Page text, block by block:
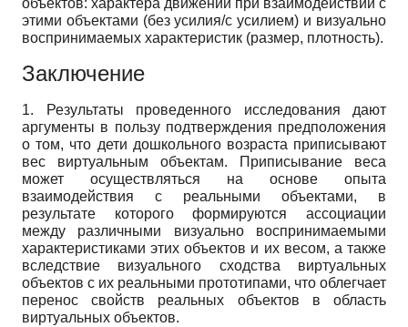
объектов: характера движений при взаимодействии с
этими объектами (без усилия/с усилием) и визуально
воспринимаемых характеристик (размер, плотность).
Заключение
1. Результаты проведенного исследования дают
аргументы в пользу подтверждения предположения
о том, что дети дошкольного возраста приписывают
вес виртуальным объектам. Приписывание веса
может осуществляться на основе опыта
взаимодействия с реальными объектами, в
результате которого формируются ассоциации
между различными визуально воспринимаемыми
характеристиками этих объектов и их весом, а также
вследствие визуального сходства виртуальных
объектов с их реальными прототипами, что облегчает
перенос свойств реальных объектов в область
виртуальных объектов.